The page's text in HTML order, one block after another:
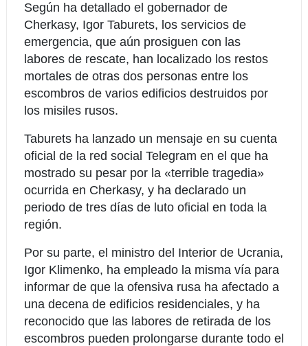
Según ha detallado el gobernador de
Cherkasy, Igor Taburets, los servicios de
emergencia, que aún prosiguen con las
labores de rescate, han localizado los restos
mortales de otras dos personas entre los
escombros de varios edificios destruidos por
los misiles rusos.
Taburets ha lanzado un mensaje en su cuenta
oficial de la red social Telegram en el que ha
mostrado su pesar por la «terrible tragedia»
ocurrida en Cherkasy, y ha declarado un
periodo de tres días de luto oficial en toda la
región.
Por su parte, el ministro del Interior de Ucrania,
Igor Klimenko, ha empleado la misma vía para
informar de que la ofensiva rusa ha afectado a
una decena de edificios residenciales, y ha
reconocido que las labores de retirada de los
escombros pueden prolongarse durante todo el